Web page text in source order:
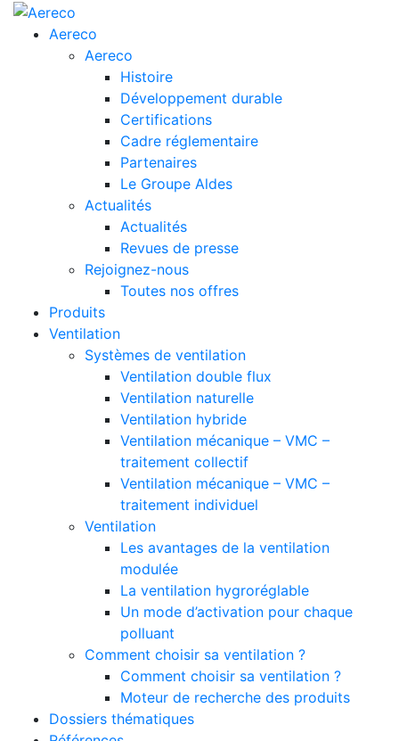
Aereco
Aereco
Histoire
Développement durable
Certifications
Cadre réglementaire
Partenaires
Le Groupe Aldes
Actualités
Actualités
Revues de presse
Rejoignez-nous
Toutes nos offres
Produits
Ventilation
Systèmes de ventilation
Ventilation double flux
Ventilation naturelle
Ventilation hybride
Ventilation mécanique – VMC –
traitement collectif
Ventilation mécanique – VMC –
traitement individuel
Ventilation
Les avantages de la ventilation
modulée
La ventilation hygroréglable
Un mode d’activation pour chaque
polluant
Comment choisir sa ventilation ?
Comment choisir sa ventilation ?
Moteur de recherche des produits
Dossiers thématiques